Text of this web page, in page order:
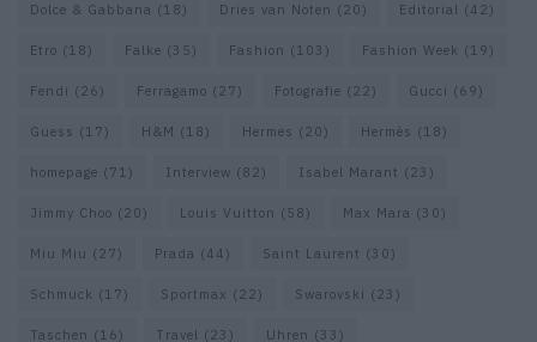
Dolce & Gabbana (18) Dries van Noten (20) Editorial (42)
Etro (18) Falke (35) Fashion (103) Fashion Week (19)
Fendi (26) Ferragamo (27) Fotografie (22) Gucci (69)
Guess (17) H&M (18) Hermes (20) Hermès (18)
homepage (71) Interview (82) Isabel Marant (23)
Jimmy Choo (20) Louis Vuitton (58) Max Mara (30)
Miu Miu (27) Prada (44) Saint Laurent (30)
Schmuck (17) Sportmax (22) Swarovski (23)
Taschen (16) Travel (23) Uhren (33)